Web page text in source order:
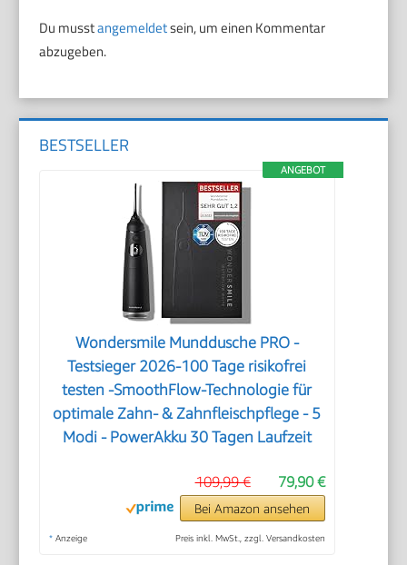
Du musstangemeldetsein, um einen Kommentar
abzugeben.
BESTSELLER
ANGEBOT
Wondersmile Munddusche PRO -
Testsieger 2026-100 Tage risikofrei
testen -SmoothFlow-Technologie für
optimale Zahn- & Zahnfleischpflege - 5
Modi - PowerAkku 30 Tagen Laufzeit
79,90 €
109,99 €
Bei Amazon ansehen
* Anzeige Preis inkl. MwSt., zzgl. Versandkosten